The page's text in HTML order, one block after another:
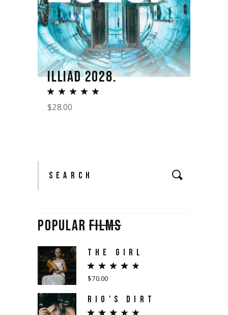
ILLIAD 2028.
$28.00
Search
POPULARFILMS
THE GIRL
$70.00
RIO'S DIRT